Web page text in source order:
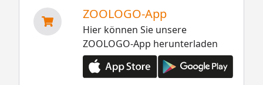
ZOOLOGO-App
Hier können Sie unsere
ZOOLOGO-App herunterladen